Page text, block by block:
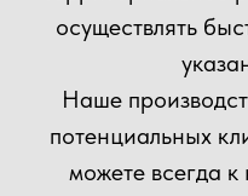
Загрузить файлы
Согласен(а) с
конфиденциальности сайта
Отправить